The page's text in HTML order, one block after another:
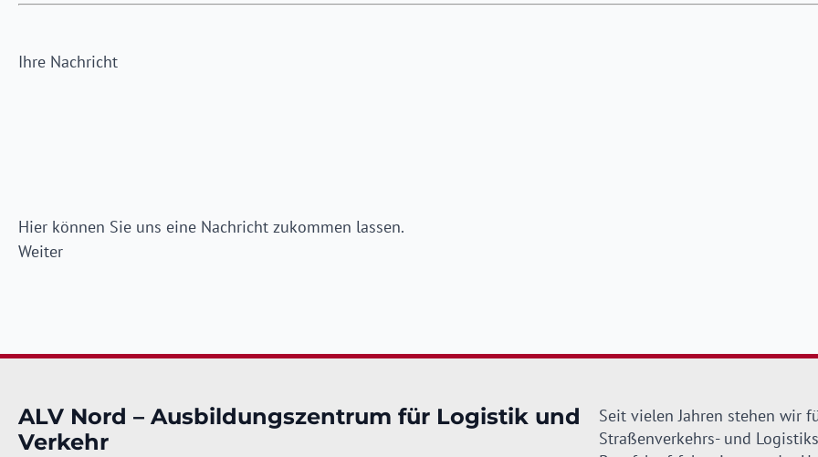
Ihre Nachricht
Hier können Sie uns eine Nachricht zukommen lassen.
Weiter
ALV Nord – Ausbildungszentrum für Logistik und
Verkehr
Seit vielen Jahren stehen wir
Straßenverkehrs- und